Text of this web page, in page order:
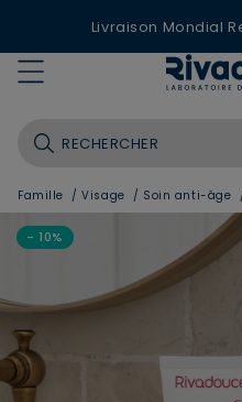
Livraison Mondial
Famille /Visage / Soin anti-âge
- 10%